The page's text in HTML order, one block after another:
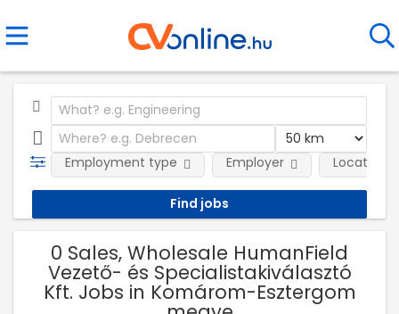
Employment type Employer Location
0 Sales, Wholesale HumanField
Vezető- és Specialistakiválasztó
Kft. Jobs in Komárom-Esztergom